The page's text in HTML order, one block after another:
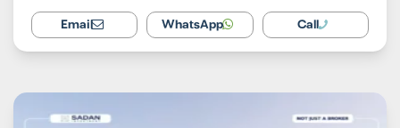
Call
WhatsApp
Email